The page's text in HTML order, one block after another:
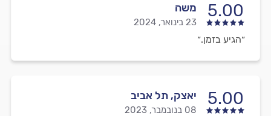
5.00 משה
23 בינואר, 2024
״הגיע בזמן.״
5.00 יאצק, תל אביב
08 בנובמבר, 2023